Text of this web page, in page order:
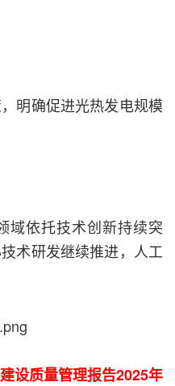
明确促进光热发电规模
域依托技术创新持续突
术研发继续推进，人工
设质量管理报告2025年